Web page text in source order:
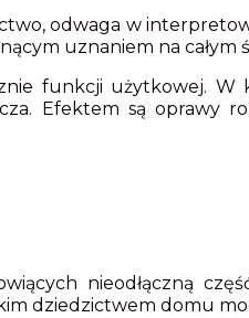
odwaga w
uznaniem na całym
funkcji użytkowej. W
Efektem są oprawy
nieodłączną
dziedzictwem domu